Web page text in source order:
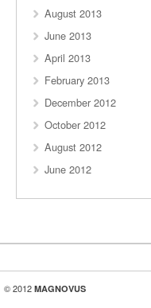
August 2013
June 2013
April 2013
February 2013
December 2012
October 2012
August 2012
June 2012
© 2012 MAGNOVUS